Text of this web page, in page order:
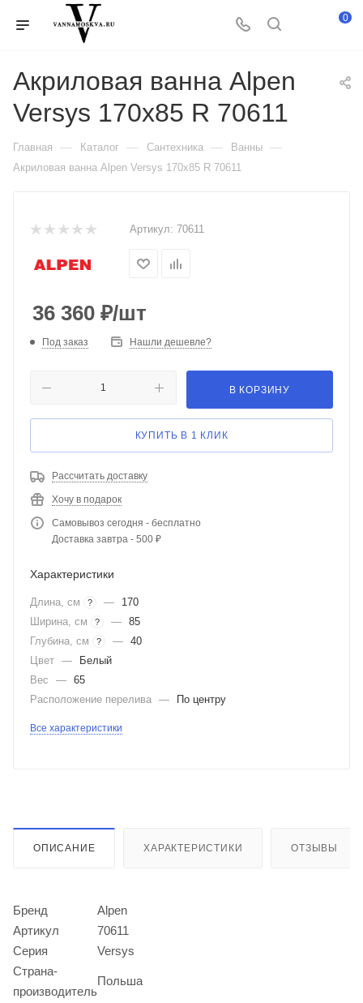
0
Акриловая ванна Alpen
Versys 170х85 R 70611
Главная — Каталог — Сантехника — Ванны —
Акриловая ванна Alpen Versys 170х85 R 70611
Артикул: 70611
36 360 ₽/шт
Под заказ Нашли дешевле?
В КОРЗИНУ
КУПИТЬ В 1 КЛИК
Рассчитать доставку
Хочу в подарок
Самовывоз сегодня - бесплатно
Доставка завтра - 500 ₽
Характеристики
Длина, см ? —
170
Ширина, см
? — 85
Глубина, см
? — 40
Цвет —
Белый
Вес
— 65
Расположение перелива — По центру
Все характеристики
ОПИСАНИЕ ХАРАКТЕРИСТИКИ ОТЗЫВЫ
Бренд
Alpen
Артикул
70611
Серия
Versys
Страна-
производитель
Польша